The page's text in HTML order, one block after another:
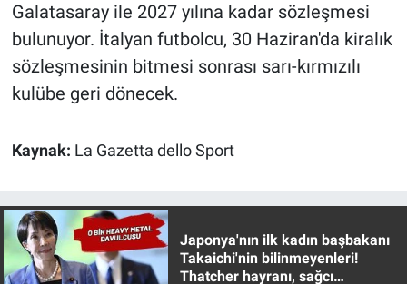
Galatasaray ile 2027 yılına kadar sözleşmesi
bulunuyor. İtalyan futbolcu, 30 Haziran'da kiralık
sözleşmesinin bitmesi sonrası sarı-kırmızılı
kulübe geri dönecek.
Kaynak: La Gazetta dello Sport
Japonya'nın ilk kadın başbakanı
Takaichi'nin bilinmeyenleri!
Thatcher hayranı, sağcı
Nedir
Popüler
Sağlık
Spor
Teknoloji